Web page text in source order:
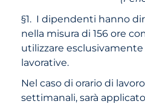
§1. I dipendenti hanno
nella misura di 156 ore
utilizzare
lavorative.
Nel caso di orario di
settimanali, sarà